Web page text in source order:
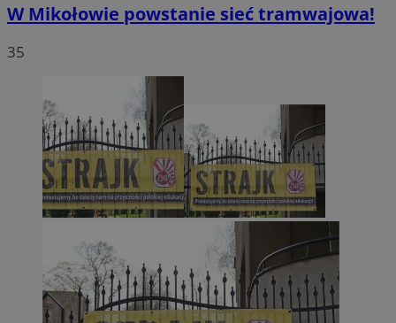
W Mikołowie powstanie sieć tramwajowa!
35